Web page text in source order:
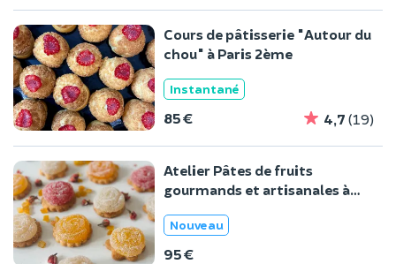
Cours de pâtisserie "Autour du
chou" à Paris 2ème
Instantané
85 € 4,7 (19)
Atelier Pâtes de fruits
gourmands et artisanales à
Nouveau
95 €